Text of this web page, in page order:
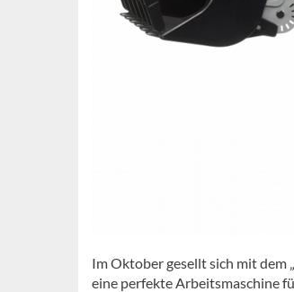
Im Oktober gesellt sich mit dem
eine perfekte Arbeitsmaschine